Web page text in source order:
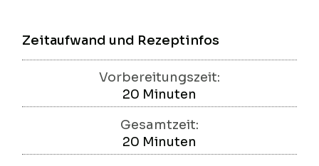
Zeitaufwand und Rezeptinfos
Vorbereitungszeit:
20 Minuten
Minuten
Gesamtzeit:
20 Minuten
Minuten